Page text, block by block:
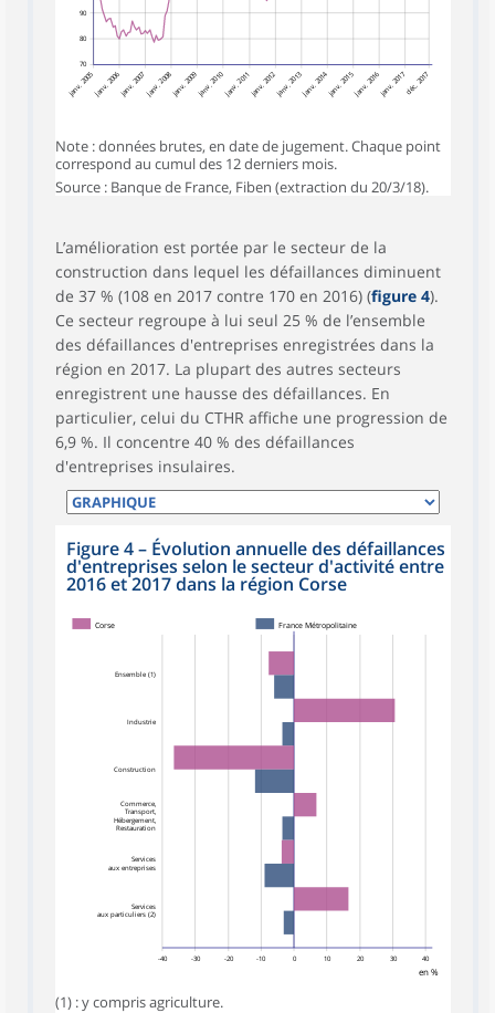
70
80
90
janv. 2005janv. 2006janv. 2007janv. 2008janv. 2009janv. 2010janv. 2011janv. 2012janv. 2013janv. 2014janv. 2015janv. 2016janv. 2017déc. 2017
Note : données brutes, en date de jugement. Chaque point
correspond au cumul des 12 derniers mois.
Source : Banque de France, Fiben (extraction du 20/3/18).
L’amélioration est portée par le secteur de la
construction dans lequel les défaillances diminuent
de 37 % (108 en 2017 contre 170 en 2016) (figure 4).
Ce secteur regroupe à lui seul 25 % de l’ensemble
des défaillances d'entreprises enregistrées dans la
région en 2017. La plupart des autres secteurs
enregistrent une hausse des défaillances. En
particulier, celui du CTHR affiche une progression de
6,9 %. Il concentre 40 % des défaillances
d'entreprises insulaires.
Figure 4– Évolution annuelle des défaillances
d'entreprises selon le secteur d'activité entre
2016 et 2017 dans la région Corse
-40 -30 -20 -10 0 10 20 30 40
en %
Ensemble (1)
Industrie
Construction
Commerce,
Transport,
Hébergement,
Restauration
Services
aux entreprises
Services
aux particuliers (2)
Corse France Métropolitaine
(1) : y compris agriculture.